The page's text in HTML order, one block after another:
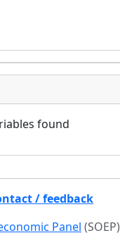
found
/ feedback
Panel (SOEP)